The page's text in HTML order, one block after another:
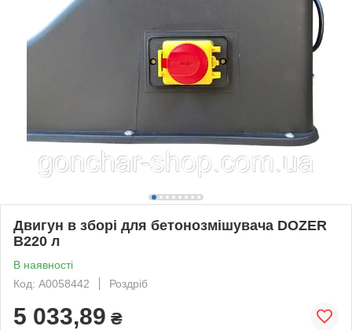
Двигун в зборі для бетонозмішувача DOZER
B220 л
В наявності
Код: А0058442
Роздріб
5 033,89 ₴